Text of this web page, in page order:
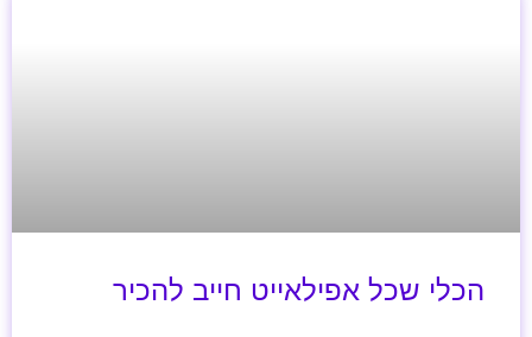
הכלי שכל אפילאייט חייב להכיר